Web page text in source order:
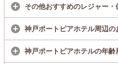
その他おすすめのレジャー・
神戸ポートピアホテル周辺
神戸ポートピアホテルの年齢